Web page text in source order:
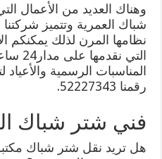
وهناك العديد من الأعمال
شباك العمرية وتتميز
نظامها المرن لذلك يمكنكم
التي
المناسبات الرسمية والأعياد
رقمنا 52227343.
فني شتر شباك
هل تريد نقل شتر شباك